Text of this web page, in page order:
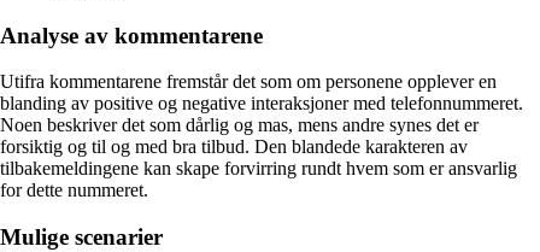
Analyse av kommentarene
Utifra kommentarene fremstår det som om personene opplever en
blanding av positive og negative interaksjoner med telefonnummeret.
Noen beskriver det som dårlig og mas, mens andre synes det er
forsiktig og til og med bra tilbud. Den blandede karakteren av
tilbakemeldingene kan skape forvirring rundt hvem som er ansvarlig
for dette nummeret.
Mulige scenarier